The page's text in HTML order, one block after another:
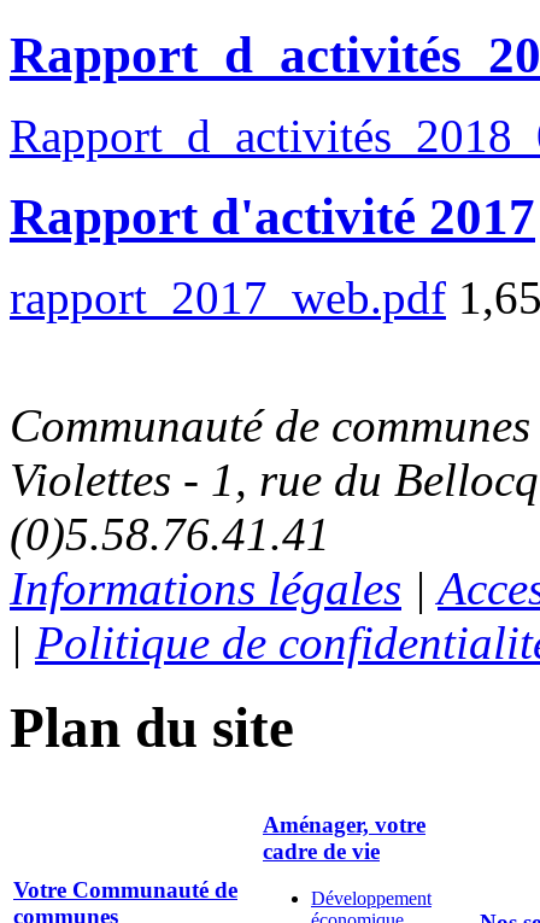
Rapport d'activité 2017
rapport_2017_web.pdf
Communauté de
Violettes - 1, rue du
(0)5.58.76.41.41
Informations légales |
| Politique de
Plan du site
Votre Communauté de
communes
Aménager, votre
cadre de vie
Développement